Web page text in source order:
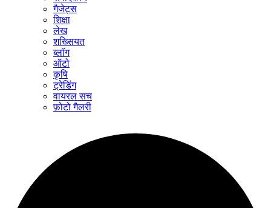
गैजेट्स
शिक्षा
लेख
शख्सियत
ब्लॉग
ऑटो
कृषि
ट्रेडिंग
वायरल सच
फ़ोटो गैलरी